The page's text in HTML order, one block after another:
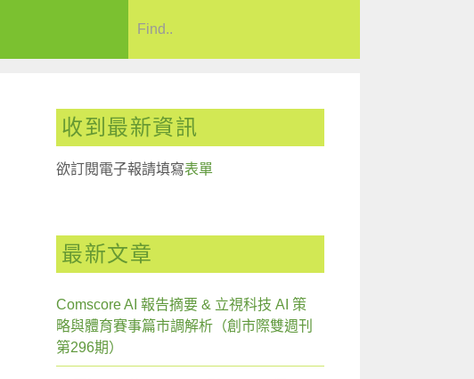
收到最新資訊
欲訂閱電子報請填寫表單
最新文章
Comscore AI 報告摘要 & 立視科技 AI 策
略與體育賽事篇市調解析（創市際雙週刊
第296期）